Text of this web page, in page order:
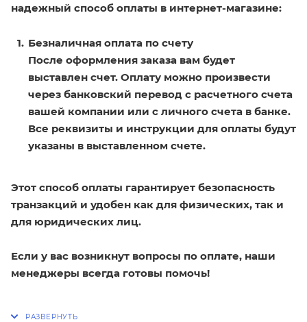
надежный способ оплаты в интернет-магазине:
Безналичная оплата по счету
После оформления заказа вам будет
выставлен счет. Оплату можно произвести
через банковский перевод с расчетного счета
вашей компании или с личного счета в банке.
Все реквизиты и инструкции для оплаты будут
указаны в выставленном счете.
Этот способ оплаты гарантирует безопасность
транзакций и удобен как для физических, так и
для юридических лиц.
Если у вас возникнут вопросы по оплате, наши
менеджеры всегда готовы помочь!